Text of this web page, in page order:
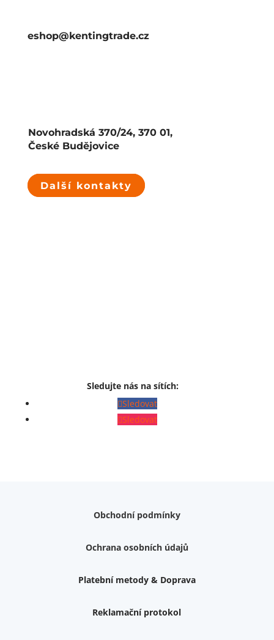
eshop@kentingtrade.cz
Novohradská 370/24, 370 01,
České Budějovice
Další kontakty
Sledujte nás na sítích:
Sledovat
Sledovat
Obchodní podmínky
Ochrana osobních údajů
Platební metody & Doprava
Reklamační protokol